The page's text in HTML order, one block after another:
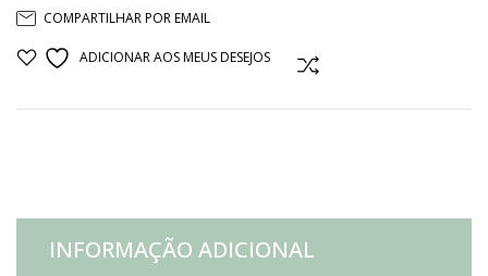
RETANGULAR
quantidade
COMPARTILHAR POR EMAIL
ADICIONAR AOS MEUS DESEJOS
INFORMAÇÃO ADICIONAL